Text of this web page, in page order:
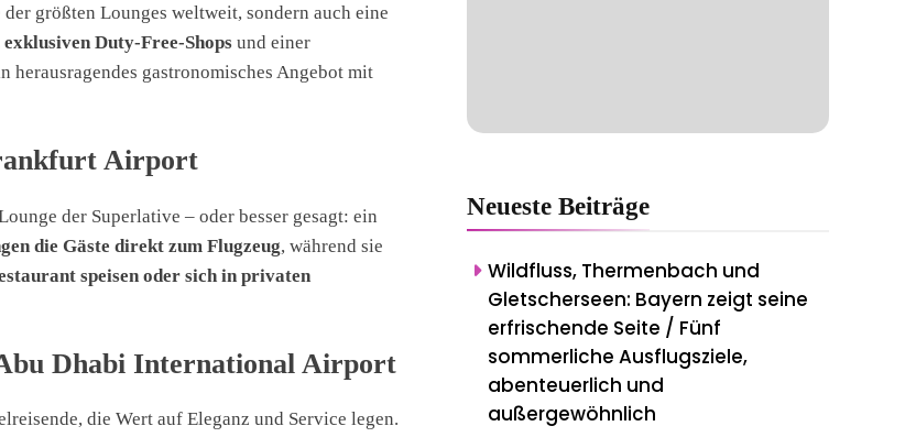
größten Lounges weltweit, sondern auch eine
Duty-Free-Shops und einer
herausragendes gastronomisches Angebot mit
Airport
der Superlative – oder besser gesagt: ein
die Gäste direkt zum Flugzeug, während sie
speisen oder sich in privaten
Dhabi International Airport
die Wert auf Eleganz und Service legen.
NeuesteBeiträge
Wildfluss, Thermenbach und
Gletscherseen: Bayern zeigt seine
erfrischende Seite / Fünf
sommerliche Ausflugsziele,
abenteuerlich und
außergewöhnlich